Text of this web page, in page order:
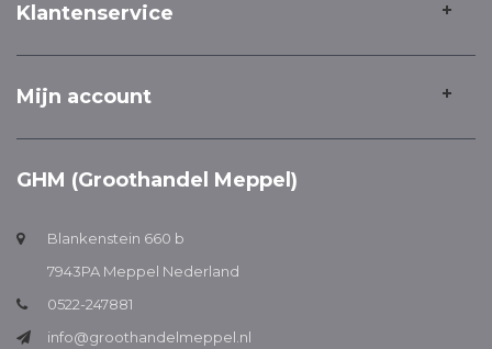
Klantenservice
Mijn account
GHM (Groothandel Meppel)
Blankenstein 660 b
7943PA Meppel Nederland
0522-247881
info@groothandelmeppel.nl